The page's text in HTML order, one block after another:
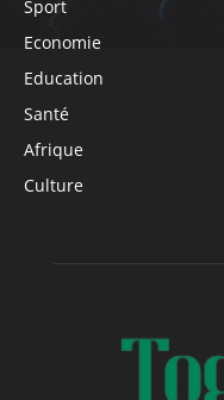
Sport
Economie
Education
Santé
Afrique
Culture